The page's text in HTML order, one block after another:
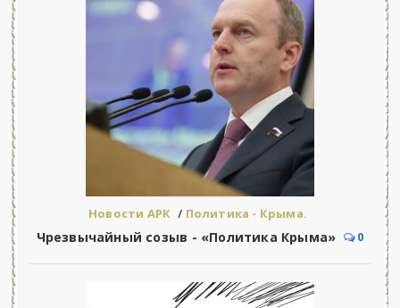
Новости АРК / Политика - Крыма.
Чрезвычайный созыв - «Политика Крыма» 0